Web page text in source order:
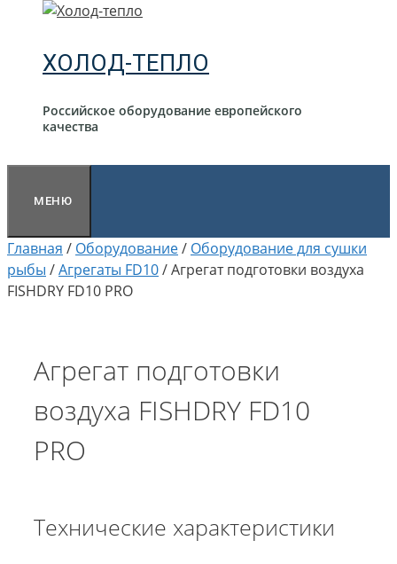
ХОЛОД-ТЕПЛО
Российское оборудование европейского
качества
МЕНЮ
Главная / Оборудование/ Оборудование для сушки
рыбы /Агрегаты FD10/Агрегат подготовки воздуха
FISHDRY FD10 PRO
Агрегат подготовки
воздуха FISHDRY FD10
PRO
Технические характеристики